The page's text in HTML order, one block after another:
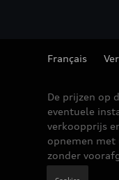
Français
De prijzen op
eventuele
verkoopprijs
opnemen met
zonder